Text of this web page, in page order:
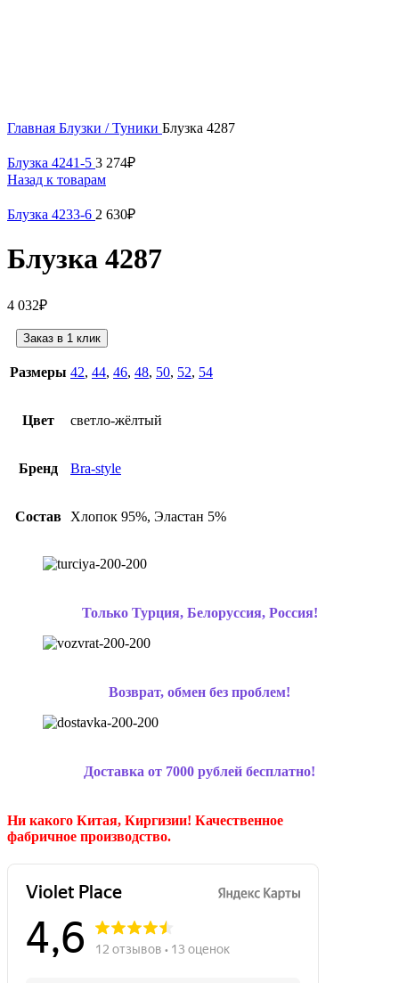
Главная Блузки / Туники Блузка 4287
Блузка 4241-5 3 274₽
Назад к товарам
Блузка 4233-6 2 630₽
Блузка 4287
4 032₽
Заказ в 1 клик
Размеры 42, 44, 46, 48, 50, 52, 54
Цвет светло-жёлтый
Бренд Bra-style
Состав Хлопок 95%, Эластан 5%
Только Турция, Белоруссия, Россия!
Возврат, обмен без проблем!
Доставка от 7000 рублей бесплатно!
Ни какого Китая, Киргизии! Качественное
фабричное производство.